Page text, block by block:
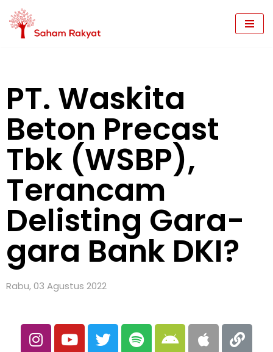
Skip
PT. Waskita
Beton Precast
Tbk (WSBP),
Terancam
Delisting Gara-
gara Bank DKI?
Rabu, 03 Agustus 2022